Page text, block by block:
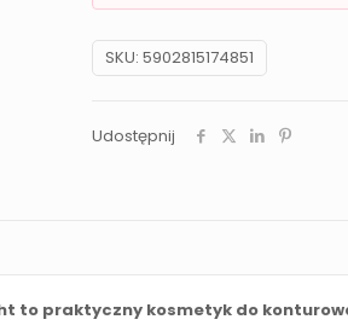
SKU: 5902815174851
Udostępnij
to praktyczny kosmetyk do